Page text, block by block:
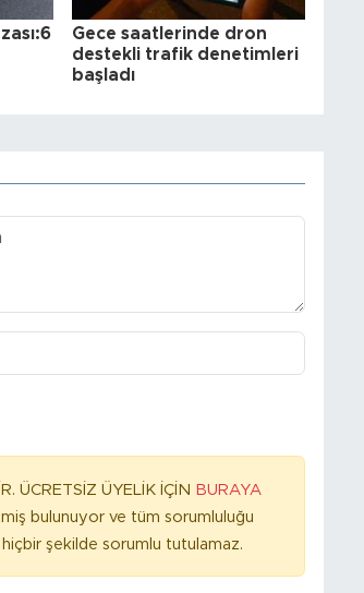
Gece saatlerinde dron
destekli trafik denetimleri
başladı
ÜCRETSİZ ÜYELİK İÇİN
BURAYA
bulunuyor ve tüm sorumluluğu
şekilde sorumlu tutulamaz.